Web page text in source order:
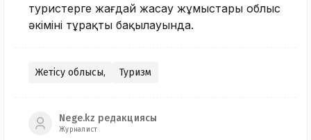
туристерге жағдай жасау жұмыстары облыс
әкімінің тұрақты бақылауында.
Жетісу облысы, Туризм
Nege.kz редакциясы
Журналист